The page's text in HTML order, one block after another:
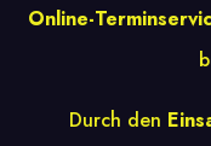
Online-
Durch den